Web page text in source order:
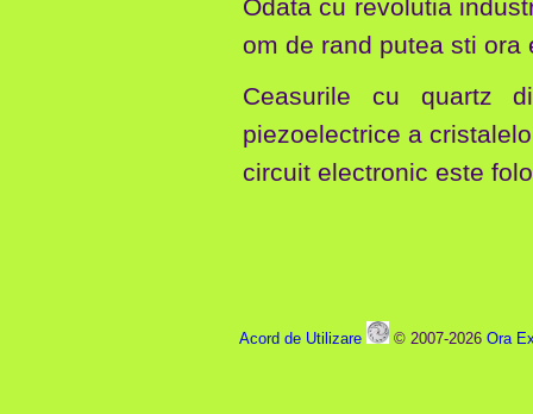
Odata cu revolutia
om de rand putea sti ora
Ceasurile cu quartz
piezoelectrice a
circuit electronic este
Acord de Utilizare © 2007-2026 Ora